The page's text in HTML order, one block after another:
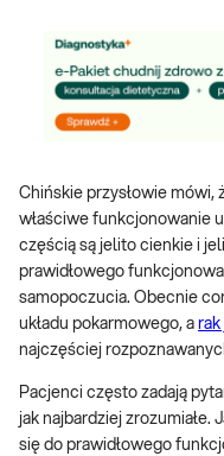
Chińskie przysłowie mówi,
właściwe funkcjonowanie
częścią są jelito cienkie i
prawidłowego
samopoczucia. Obecnie
układu pokarmowego, a rak
najczęściej
Pacjenci często zadają
jak najbardziej
się do prawidłowego